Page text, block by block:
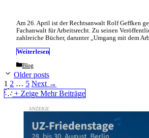
Am 26. April ist der Rechtsanwalt Rolf Geffken
Fachanwalt für Arbeitsrecht. Zu seinen
zahlreiche Bücher, darunter „Umgang mit dem
Weiterlesen
Categories
Blog
Older posts
Page
1 Page
2 … Page
5 Next →
+ Zeige Mehr Beiträge